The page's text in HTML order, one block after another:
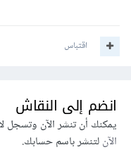
اقتباس
انضم إلى النقاش
يمكنك أن تنشر الآن وتسجل
الآنلتنشر باسم حسابك.